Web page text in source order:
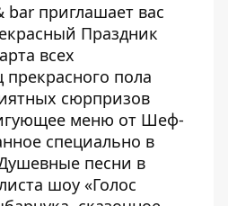
bar приглашает вас
Праздник
всех
прекрасного пола
сюрпризов
меню от Шеф-
специально в
песни в
шоу «Голос